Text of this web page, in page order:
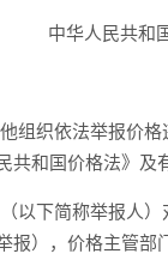
中华人民共和
组织依法举报价
和国价格法》及
以下简称举报人
），价格主管部